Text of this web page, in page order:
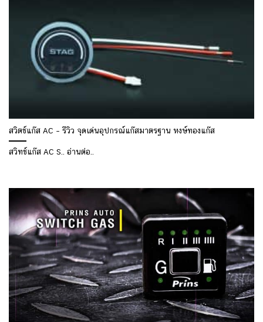
สวิตช์แก๊ส AC – รีวิว จุดเด่นอุปกรณ์แก๊สมาตรฐาน หงษ์ทองแก๊ส
สวิทช์แก๊ส AC S.. อ่านต่อ..